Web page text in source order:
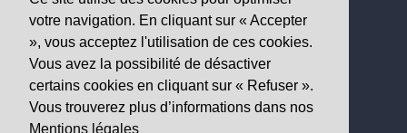
votre navigation. En cliquant sur « Accepter
», vous acceptez l'utilisation de ces cookies.
Vous avez la possibilité de désactiver
certains cookies en cliquant sur « Refuser ».
Vous trouverez plus d’informations dans nos
Mentions légales
Observatoire valaisan de la santé
Av. Grand-Champsec 64
1950 Sion
Tél+41 27 603 49 61